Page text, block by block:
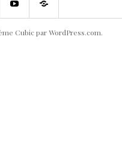
Cubic parWordPress.com.